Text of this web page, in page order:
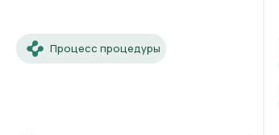
Процесс процедуры